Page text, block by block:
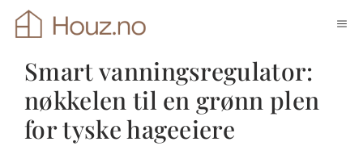
Hopp
Smart vanningsregulator:
nøkkelen til en grønn plen
for tyske hageeiere